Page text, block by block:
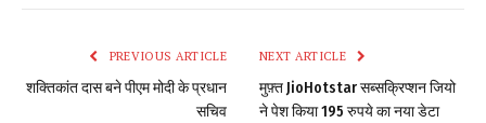
PREVIOUS ARTICLE
शक्तिकांत दास बने पीएम मोदी के प्रधान
सचिव
NEXT ARTICLE
मुफ़्त JioHotstar सब्सक्रिप्शन जियो
ने पेश किया 195 रुपये का नया डेटा